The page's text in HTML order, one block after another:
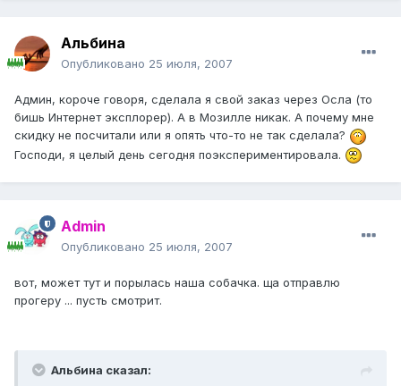
Альбина
Опубликовано 25 июля, 2007
Админ, короче говоря, сделала я свой заказ через Осла (то
бишь Интернет эксплорер). А в Мозилле никак. А почему мне
скидку не посчитали или я опять что-то не так сделала?
Господи, я целый день сегодня поэкспериментировала.
Admin
Опубликовано 25 июля, 2007
вот, может тут и порылась наша собачка. ща отправлю
прогеру ... пусть смотрит.
Альбина сказал: